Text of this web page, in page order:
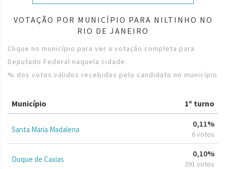
VOTAÇÃO POR MUNICÍPIO PARA NILTINHO NO
RIO DE JANEIRO
Clique no município para ver a votação completa para
Deputado Federal naquela cidade
% dos votos válidos recebidos pelo candidato no município
Município 1º turno
Santa Maria Madalena
0,11%
6 votos
Duque de Caxias
0,10%
391 votos